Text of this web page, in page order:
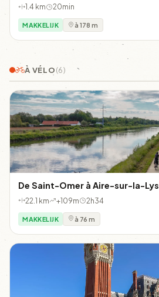
1.4 km 20min
MAKKELIJK à 178 m
À VÉLO(6)
De Saint-Omer à Aire-sur-la-Lys
22.1 km +109m 2h34
MAKKELIJK à 76 m